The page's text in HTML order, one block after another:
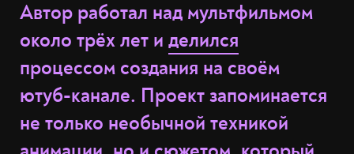
Автор работал над мультфильмом
около трёх лет и делился
процессом создания на своём
ютуб-канале. Проект запоминается
не только необычной техникой